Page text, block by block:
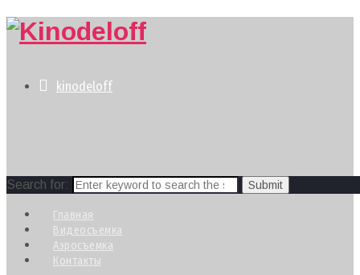
kinodeloff
Search for:
Главная
Видеосъемка
Аэросъемка
Контакты